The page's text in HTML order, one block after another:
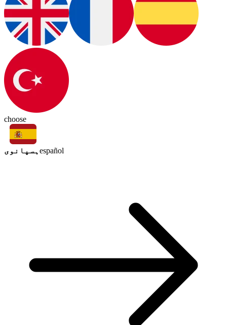
choose
ہسپانوی español